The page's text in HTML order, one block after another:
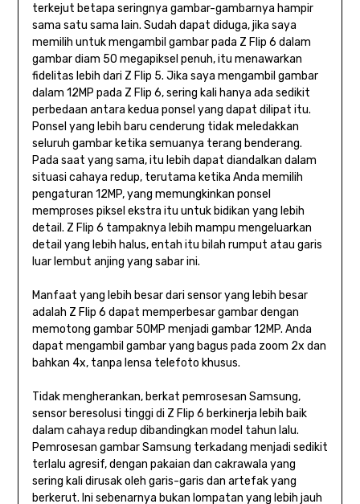
terkejut betapa seringnya gambar-gambarnya hampir
sama satu sama lain. Sudah dapat diduga, jika saya
memilih untuk mengambil gambar pada Z Flip 6 dalam
gambar diam 50 megapiksel penuh, itu menawarkan
fidelitas lebih dari Z Flip 5. Jika saya mengambil gambar
dalam 12MP pada Z Flip 6, sering kali hanya ada sedikit
perbedaan antara kedua ponsel yang dapat dilipat itu.
Ponsel yang lebih baru cenderung tidak meledakkan
seluruh gambar ketika semuanya terang benderang.
Pada saat yang sama, itu lebih dapat diandalkan dalam
situasi cahaya redup, terutama ketika Anda memilih
pengaturan 12MP, yang memungkinkan ponsel
memproses piksel ekstra itu untuk bidikan yang lebih
detail. Z Flip 6 tampaknya lebih mampu mengeluarkan
detail yang lebih halus, entah itu bilah rumput atau garis
luar lembut anjing yang sabar ini.
Manfaat yang lebih besar dari sensor yang lebih besar
adalah Z Flip 6 dapat memperbesar gambar dengan
memotong gambar 50MP menjadi gambar 12MP. Anda
dapat mengambil gambar yang bagus pada zoom 2x dan
bahkan 4x, tanpa lensa telefoto khusus.
Tidak mengherankan, berkat pemrosesan Samsung,
sensor beresolusi tinggi di Z Flip 6 berkinerja lebih baik
dalam cahaya redup dibandingkan model tahun lalu.
Pemrosesan gambar Samsung terkadang menjadi sedikit
terlalu agresif, dengan pakaian dan cakrawala yang
sering kali dirusak oleh garis-garis dan artefak yang
berkerut. Ini sebenarnya bukan lompatan yang lebih jauh